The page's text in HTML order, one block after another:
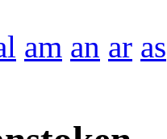
am an ar as